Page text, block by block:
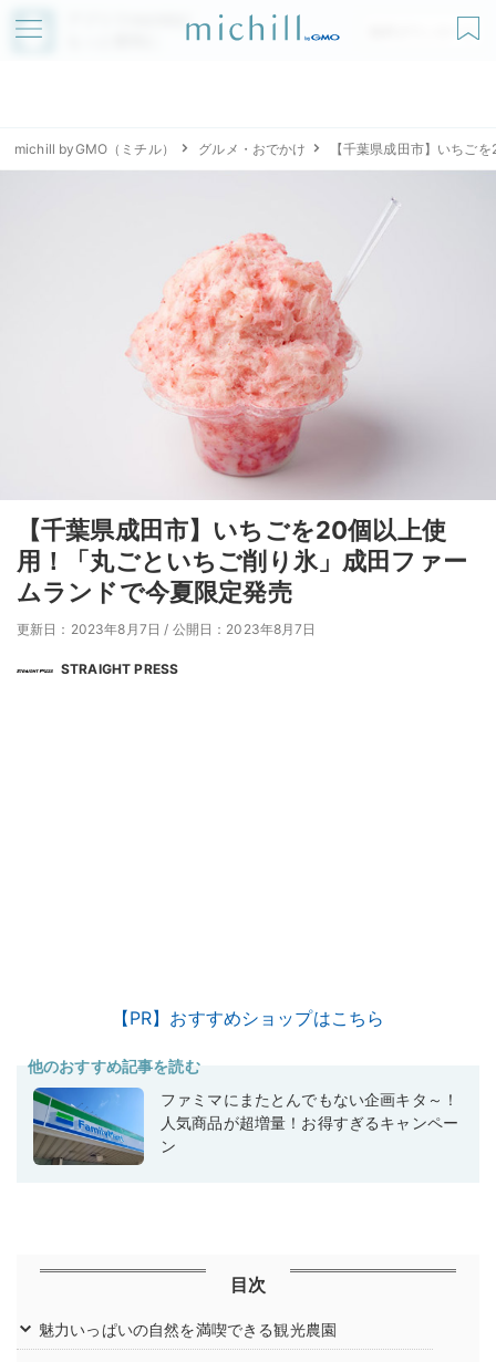
アプリでmichillが
無料ダウンロード
michill byGMO（ミチル） グルメ・おでかけ 【千葉県成田市】いちご
【千葉県成田市】いちごを20個以上使
用！「丸ごといちご削り氷」成田ファー
ムランドで今夏限定発売
更新日：2023年8月7日 / 公開日：2023年8月7日
STRAIGHT PRESS
【PR】おすすめショップはこちら
他のおすすめ記事を読む
ファミマにまたとんでもない企画キタ～！
人気商品が超増量！お得すぎるキャンペー
ン
目次
魅力いっぱいの自然を満喫できる観光農園